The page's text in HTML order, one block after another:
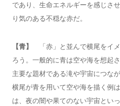
であり、生命エネルギーを感じさ
り気のある不穏な赤だ。
【青】
「赤」と並んで横尾をイ
ろう。一般的に青は空や海を想起
主要な題材である滝や宇宙につな
横尾が青を用いて空や海を描く例
は、夜の闇や果てのない宇宙とい